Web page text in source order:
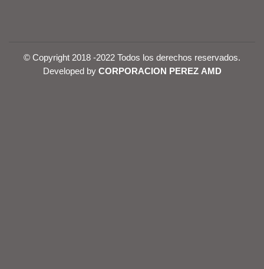
© Copyright 2018 -2022 Todos los derechos reservados.
Developed by CORPORACION PEREZ AMD